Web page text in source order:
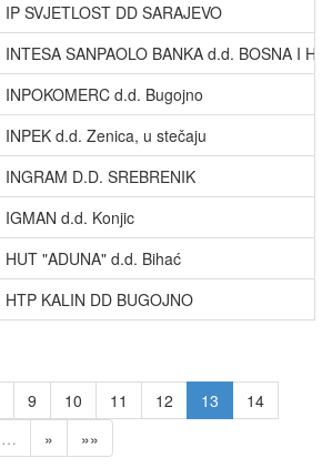
IP SVJETLOST DD SARAJEVO
INTESA SANPAOLO BANKA d.d. BOSNA I
INPOKOMERC d.d. Bugojno
INPEK d.d. Zenica, u stečaju
INGRAM D.D. SREBRENIK
IGMAN d.d. Konjic
HUT "ADUNA" d.d. Bihać
HTP KALIN DD BUGOJNO
9 10 11 12 13
14
… » »»